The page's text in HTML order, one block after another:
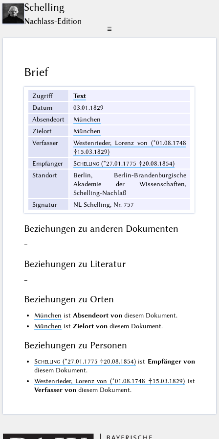
Schelling
Nachlass-Edition
☰
Brief
Zugriff
Text
Datum
03.01.1829
Absendeort
München
Zielort
München
Verfasser
Westenrieder, Lorenz von (*01.08.1748
†15.03.1829)
Empfänger
Schelling (*27.01.1775 †20.08.1854)
Standort
Berlin, Berlin-Brandenburgische
Akademie der Wissenschaften,
Schelling-Nachlaß
Signatur
NL Schelling, Nr. 757
Beziehungen zu anderen Dokumenten
–
Beziehungen zu Literatur
–
Beziehungen zu Orten
München ist Absendeort von diesem Dokument.
München istZielort von diesem Dokument.
Beziehungen zu Personen
Schelling (*27.01.1775 †20.08.1854) ist Empfänger von
diesem Dokument.
Westenrieder, Lorenz von (*01.08.1748 †15.03.1829) ist
Verfasser von diesem Dokument.